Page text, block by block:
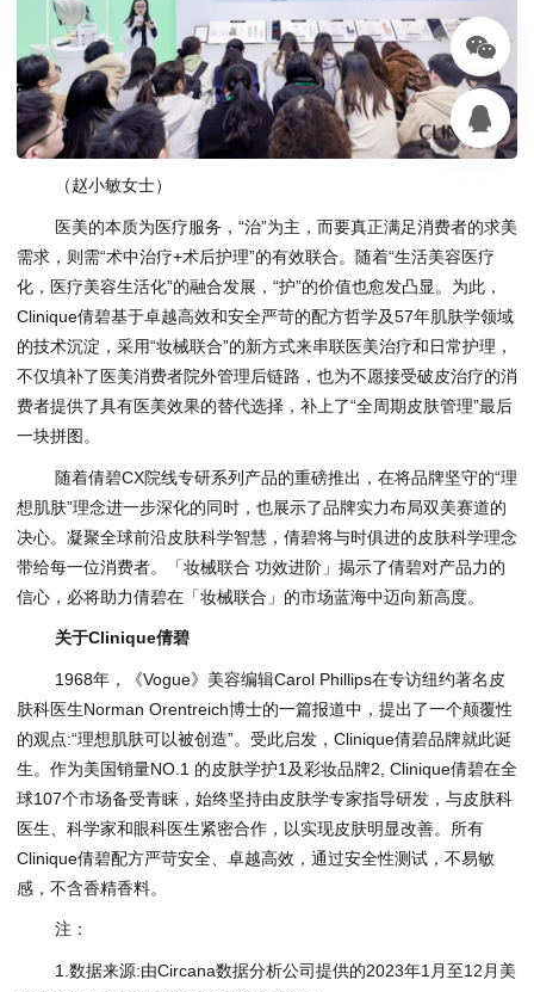
（赵小敏女士）
医美的本质为医疗服务，“治”为主，而要真正满足消费者的求美
需求，则需“术中治疗+术后护理”的有效联合。随着“生活美容医疗
化，医疗美容生活化”的融合发展，“护”的价值也愈发凸显。为此，
Clinique倩碧基于卓越高效和安全严苛的配方哲学及57年肌肤学领域
的技术沉淀，采用“妆械联合”的新方式来串联医美治疗和日常护理，
不仅填补了医美消费者院外管理后链路，也为不愿接受破皮治疗的消
费者提供了具有医美效果的替代选择，补上了“全周期皮肤管理”最后
一块拼图。
随着倩碧CX院线专研系列产品的重磅推出，在将品牌坚守的“理
想肌肤”理念进一步深化的同时，也展示了品牌实力布局双美赛道的
决心。凝聚全球前沿皮肤科学智慧，倩碧将与时俱进的皮肤科学理念
带给每一位消费者。「妆械联合 功效进阶」揭示了倩碧对产品力的
信心，必将助力倩碧在「妆械联合」的市场蓝海中迈向新高度。
关于Clinique倩碧
1968年，《Vogue》美容编辑Carol Phillips在专访纽约著名皮
肤科医生Norman Orentreich博士的一篇报道中，提出了一个颠覆性
的观点:“理想肌肤可以被创造”。受此启发，Clinique倩碧品牌就此诞
生。作为美国销量NO.1 的皮肤学护1及彩妆品牌2, Clinique倩碧在全
球107个市场备受青睐，始终坚持由皮肤学专家指导研发，与皮肤科
医生、科学家和眼科医生紧密合作，以实现皮肤明显改善。所有
Clinique倩碧配方严苛安全、卓越高效，通过安全性测试，不易敏
感，不含香精香料。
注：
1.数据来源:由Circana数据分析公司提供的2023年1月至12月美